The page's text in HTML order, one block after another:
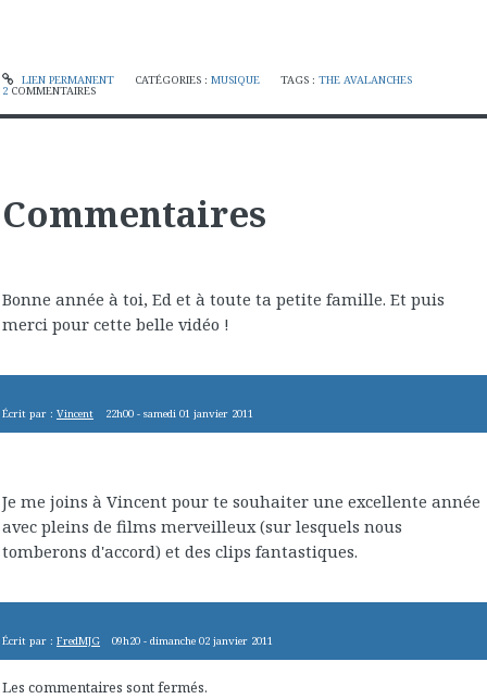
LIEN PERMANENT CATÉGORIES : MUSIQUE TAGS :THE AVALANCHES
2 COMMENTAIRES
Commentaires
Bonne année à toi, Ed et à toute ta petite famille. Et puis
merci pour cette belle vidéo !
Écrit par : Vincent 22h00 -samedi 01 janvier 2011
Je me joins à Vincent pour te souhaiter une excellente année
avec pleins de films merveilleux (sur lesquels nous
tomberons d'accord) et des clips fantastiques.
Écrit par : FredMJG 09h20 -dimanche 02 janvier 2011
Les commentaires sont fermés.